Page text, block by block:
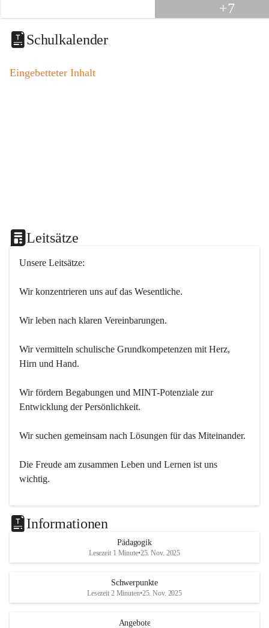
i
t
a
o
+7
Schulkalender
Eingebetteter Inhalt
Leitsätze
Unsere Leitsätze:
Wir konzentrieren uns auf das Wesentliche.
Wir leben nach klaren Vereinbarungen.
Wir vermitteln schulische Grundkompetenzen mit Herz,
Hirn und Hand.
Wir fördern Begabungen und MINT-Potenziale zur
Entwicklung der Persönlichkeit.
Wir suchen gemeinsam nach Lösungen für das Miteinander.
Die Freude am zusammen Leben und Lernen ist uns
wichtig.
Informationen
Pädagogik
Lesezeit 1 Minute•25. Nov. 2025
Schwerpunkte
Lesezeit 2 Minuten•25. Nov. 2025
Angebote